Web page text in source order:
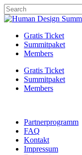
Skip
to
content
Close
Menu
Gratis Ticket
Summitpaket
Members
Gratis Ticket
Summitpaket
Members
Partnerprogramm
FAQ
Kontakt
Impressum